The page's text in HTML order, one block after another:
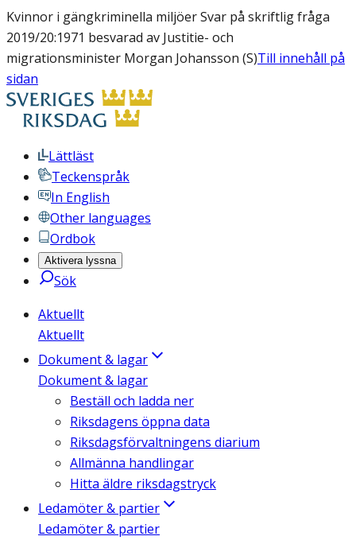
Kvinnor i gängkriminella miljöer Svar på skriftlig fråga
2019/20:1971 besvarad av Justitie- och
migrationsminister Morgan Johansson (S)Till innehåll på
sidan
Lättläst
Teckenspråk
In English
Other languages
Ordbok
Aktivera lyssna
Sök
Aktuellt
Aktuellt
Dokument & lagar
Dokument & lagar
Beställ och ladda ner
Riksdagens öppna data
Riksdagsförvaltningens diarium
Allmänna handlingar
Hitta äldre riksdagstryck
Ledamöter & partier
Ledamöter & partier